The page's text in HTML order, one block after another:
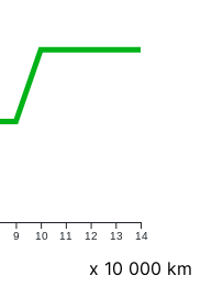
9 10 11 12 13 14
x 10 000 km